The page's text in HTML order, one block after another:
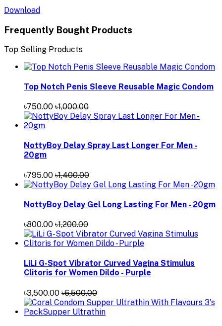
Download
Frequently Bought Products
Top Selling Products
Top Notch Penis Sleeve Reusable Magic Condom
৳750.00 ৳1,000.00
NottyBoy Delay Spray Last Longer For Men -
20gm
৳795.00 ৳1,400.00
NottyBoy Delay Gel Long Lasting For Men - 20gm
৳800.00 ৳1,200.00
LiLi G-Spot Vibrator Curved Vagina Stimulus
Clitoris for Women Dildo - Purple
৳3,500.00 ৳6,500.00